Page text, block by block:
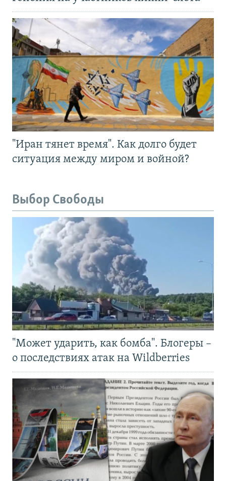
"Иран тянет время". Как долго будет
ситуация между миром и войной?
Выбор Свободы
"Может ударить, как бомба". Блогеры –
о последствиях атак на Wildberries